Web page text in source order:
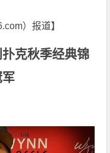
）报道】
克秋季经典锦